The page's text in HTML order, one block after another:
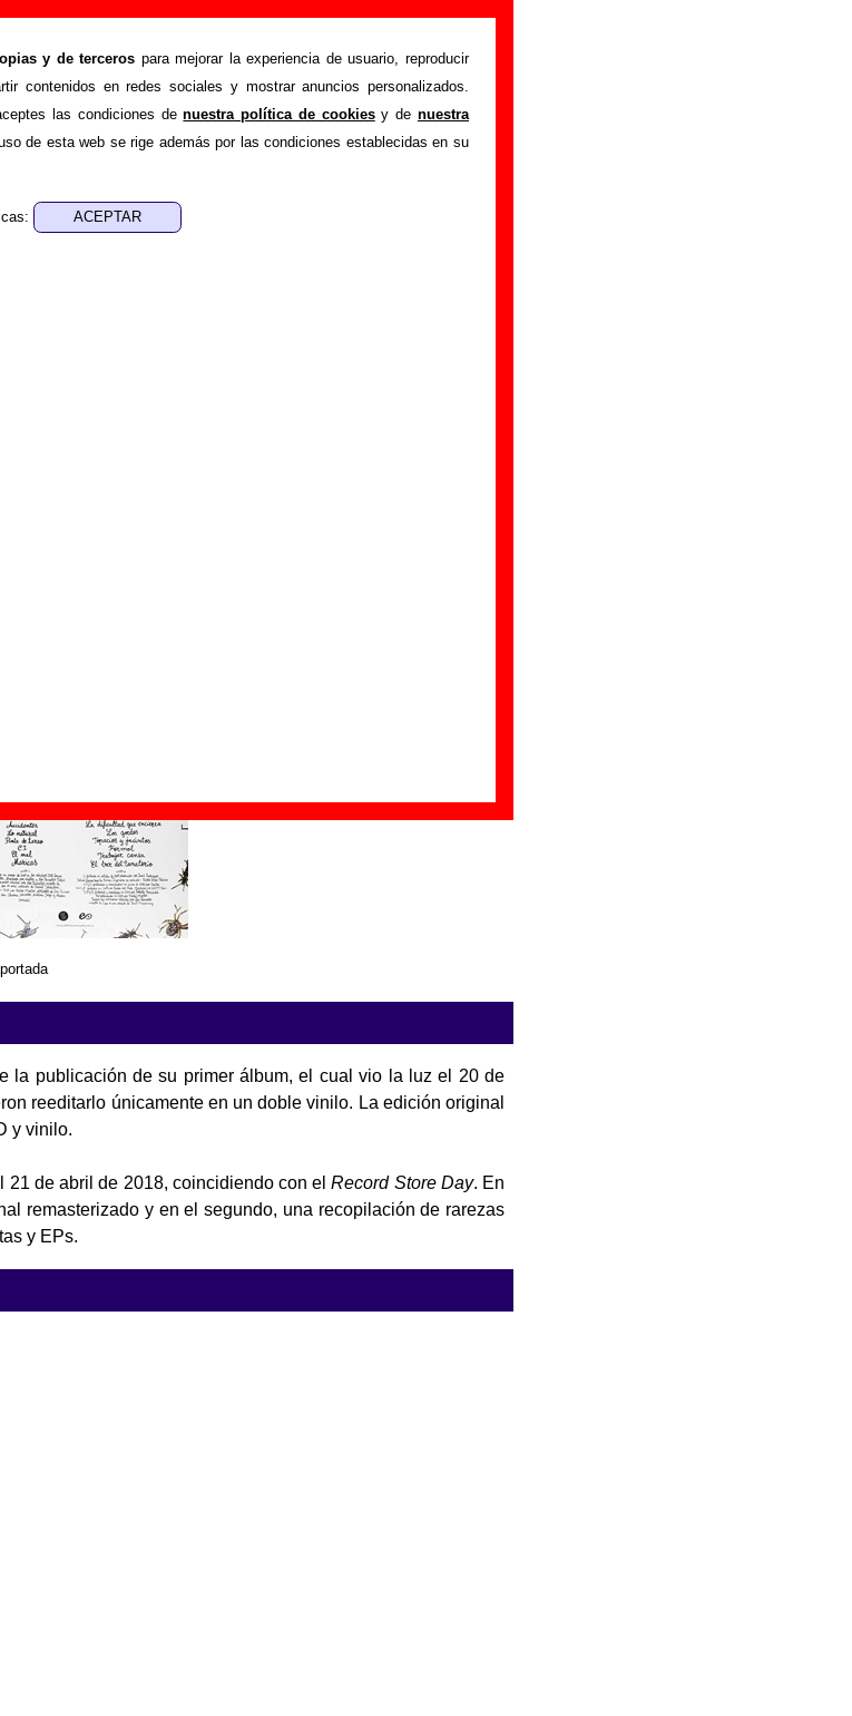
y de terceros para mejorar la experiencia de usuario, reproducir
contenidos en redes sociales y mostrar anuncios personalizados.
las condiciones denuestra política de cookiesy denuestra
de esta web se rige además por las condiciones establecidas en su
2018) - Los Punsetes
>LP (Reedición)
tipo de información sobre eldisco “LP (Reedición)”
del listado de canciones incluidas en el disco, también se
de información a medida que estén disponibles: los datos
las mezclas y la masterización), información sobre
la publicación de su primer álbum, el cual vio la luz el 20 de
reeditarlo únicamente en un doble vinilo. La edición original
y vinilo.
21 de abril de 2018, coincidiendo con elRecord Store Day. En
remasterizado y en el segundo, una recopilación de rarezas
y EPs.